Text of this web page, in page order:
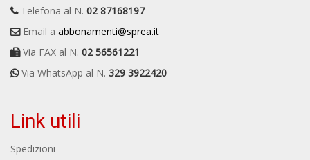
Telefona al N. 02 87168197
Email a abbonamenti@sprea.it
Via FAX al N. 02 56561221
Via WhatsApp al N. 329 3922420
Link utili
Spedizioni